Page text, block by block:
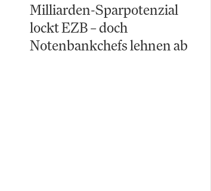
Milliarden-Sparpotenzial
lockt EZB – doch
Notenbankchefs lehnen ab